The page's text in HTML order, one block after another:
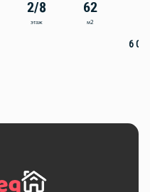
2/8
этаж
62
м2
6 000